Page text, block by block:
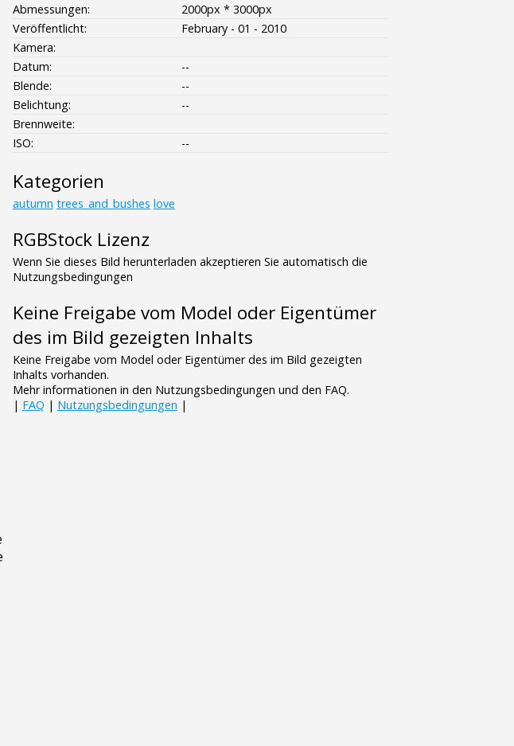
Abmessungen:
2000px * 3000px
Veröffentlicht:
February - 01 - 2010
Kamera:
Datum:
--
Blende:
--
Belichtung:
--
Brennweite:
ISO:
--
Kategorien
autumn trees_and_bushes love
RGBStock Lizenz
Wenn Sie dieses Bild herunterladen akzeptieren Sie automatisch die
Nutzungsbedingungen
Keine Freigabe vom Model oder Eigentümer
des im Bild gezeigten Inhalts
Keine Freigabe vom Model oder Eigentümer des im Bild gezeigten
Inhalts vorhanden.
Mehr informationen in den Nutzungsbedingungen und den FAQ.
| FAQ | Nutzungsbedingungen |